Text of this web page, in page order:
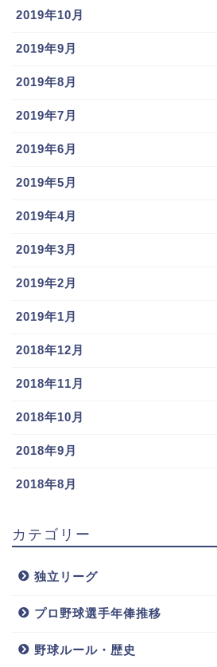
2019年10月
2019年9月
2019年8月
2019年7月
2019年6月
2019年5月
2019年4月
2019年3月
2019年2月
2019年1月
2018年12月
2018年11月
2018年10月
2018年9月
2018年8月
カテゴリー
独立リーグ
プロ野球選手年俸推移
野球ルール・歴史